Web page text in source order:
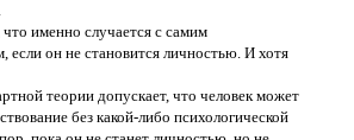
что именно случается с самим
если он не становится личностью. И хотя
теории допускает, что человек может
без какой-либо психологической